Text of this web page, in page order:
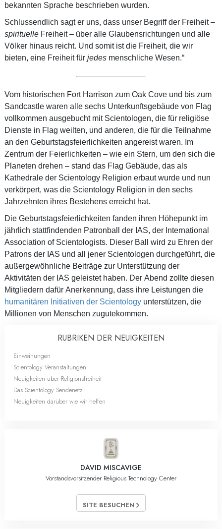
bekannten Sprache beschrieben wurden.
Schlussendlich sagt er uns, dass unser Begriff der Freiheit –
spirituelle Freiheit – über alle Glaubensrichtungen und alle
Völker hinaus reicht. Und somit ist die Freiheit, die wir
bieten, eine Freiheit für jedes menschliche Wesen.“
Vom historischen Fort Harrison zum Oak Cove und bis zum
Sandcastle waren alle sechs Unterkunftsgebäude von Flag
vollkommen ausgebucht mit Scientologen, die für religiöse
Dienste in Flag weilten, und anderen, die für die Teilnahme
an den Geburtstagsfeierlichkeiten angereist waren. Im
Zentrum der Feierlichkeiten – wie ein Stern, um den sich die
Planeten drehen – stand das Flag Gebäude, das als
Kathedrale der Scientology Religion erbaut wurde und nun
verkörpert, was die Scientology Religion in den sechs
Jahrzehnten ihres Bestehens erreicht hat.
Die Geburtstagsfeierlichkeiten fanden ihren Höhepunkt im
jährlich stattfindenden Patronball der IAS, der International
Association of Scientologists. Dieser Ball wird zu Ehren der
Patrons der IAS und all jener Scientologen durchgeführt, die
außergewöhnliche Beiträge zur Unterstützung der
Aktivitäten der IAS geleistet haben. Der Abend zollte diesen
Mitgliedern dafür Anerkennung, dass ihre Leistungen die
humanitären Initiativen der Scientology unterstützen, die
Millionen von Menschen zugutekommen.
RUBRIKEN DER NEUIGKEITEN
Einweihungen
Scientology Veranstaltungen
Neuigkeiten über Religionsfreiheit
Das Scientology Sendenetz
Neuigkeiten darüber wie wir helfen
DAVID MISCAVIGE
Vorstandsvorsitzender Religious Technology Center
SITE BESUCHEN